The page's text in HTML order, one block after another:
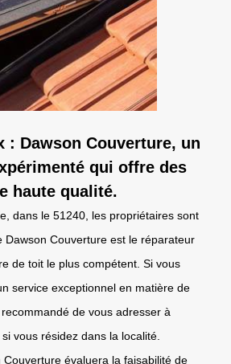
: Dawson Couverture, un
qui offre des
haute qualité.
dans le 51240, les propriétaires sont
Dawson Couverture est le réparateur
de toit le plus compétent. Si vous
service exceptionnel en matière de
de vous adresser à
vous résidez dans la localité.
Couverture évaluera la faisabilité de